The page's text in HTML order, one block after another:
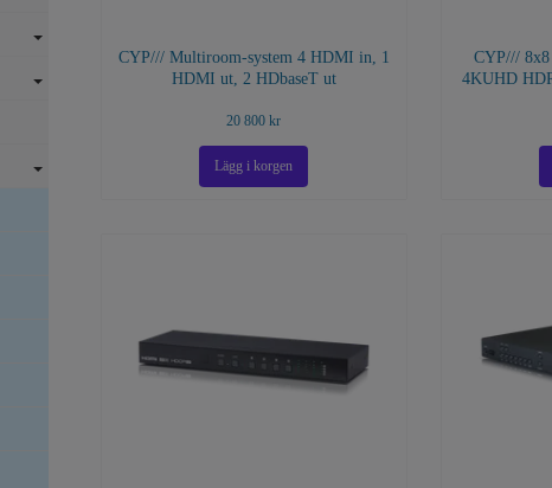
CYP/// Multiroom-system 4 HDMI in, 1
HDMI ut, 2 HDbaseT ut
20 800 kr
CYP///
4KUHD